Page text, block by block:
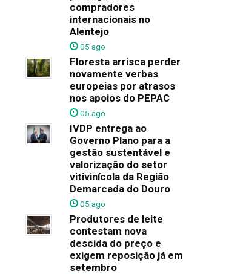
compradores
internacionais no
Alentejo
05 ago
Floresta arrisca perder
novamente verbas
europeias por atrasos
nos apoios do PEPAC
05 ago
IVDP entrega ao
Governo Plano para a
gestão sustentável e
valorização do setor
vitivinícola da Região
Demarcada do Douro
05 ago
Produtores de leite
contestam nova
descida do preço e
exigem reposição já em
setembro